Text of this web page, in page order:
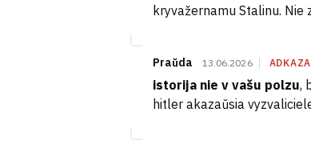
kryvažernamu Stalinu. Nie
Praŭda 13.06.2026
istorija nie v vašu polzu,
hitler akazaŭsia